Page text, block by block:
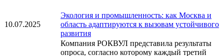
10.07.2025
Экология и промышленность: как Москва и
область адаптируются к вызовам устойчивого
развития
Компания РОКВУЛ представила результаты
опроса, согласно которому каждый третий